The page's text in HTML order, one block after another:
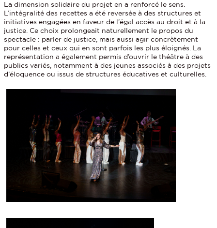
La dimension solidaire du projet en a renforcé le sens.
L’intégralité des recettes a été reversée à des structures et
initiatives engagées en faveur de l’égal accès au droit et à la
justice. Ce choix prolongeait naturellement le propos du
spectacle : parler de justice, mais aussi agir concrètement
pour celles et ceux qui en sont parfois les plus éloignés. La
représentation a également permis d’ouvrir le théâtre à des
publics variés, notamment à des jeunes associés à des projets
d’éloquence ou issus de structures éducatives et culturelles.